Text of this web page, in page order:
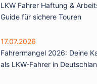
LKW Fahrer Haftung &
Guide für sichere Touren
17.07.2026
Fahrermangel 2026: Deine
als LKW-Fahrer in